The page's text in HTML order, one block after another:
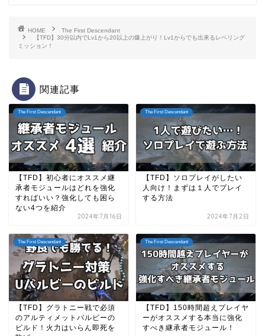
HOME
The First Descendant
【TFD】30分以内でLv1から20以上の爆上がり！Lv1からでも出来るレベリング
ミッション！
関連記事
The First Descendant
【TFD】初心者にオススメ継
承者モジュールはどれを強化
すればいい？強化しても困ら
ない4つを紹介
2024年7月16日
The First Descendant
【TFD】ソロプレイがしたい
人向け！まずは１人でプレイ
する方法
2024年7月2日
The First Descendant
【TFD】グラトニー戦で必須
のアルティメットバルビーの
ビルド！火力はいらん即死を
The First Descendant
【TFD】150時間超えプレイヤ
ーがオススメする本当に強化
すべき継承者モジュール！